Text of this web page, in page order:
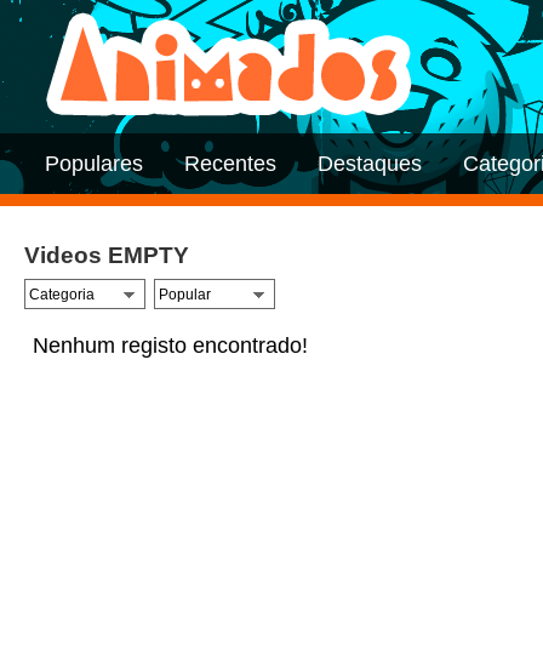
Populares Recentes Destaques
Videos EMPTY
Nenhum registo encontrado!